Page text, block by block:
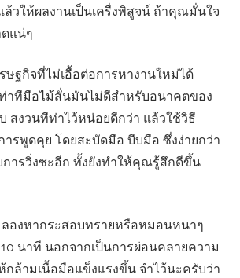
วให้ผลงานเป็นเครื่งพิสูจน์ ถ้าคุณมั่นใจ
แน่ๆ
ษฐกิจที่ไม่เอื้อต่อการหางานใหม่ได้
าทีมือไม้สั่นมันไม่ดีสำหรับอนาคตของ
งวนทีท่าไว้หน่อยดีกว่า แล้วใช้วิธี
ารพูดคุย โดยสะบัดมือ บีบมือ ซึ่งง่ายกว่า
การวิ่งซะอีก ทั้งยังทำให้คุณรู้สึกดีขึ้น
องหากระสอบทรายหรือหมอนหนาๆ
นาที นอกจากเป็นการผ่อนคลายความ
กล้ามเนื้อมือแข็งแรงขึ้น จำไว้นะครับว่า